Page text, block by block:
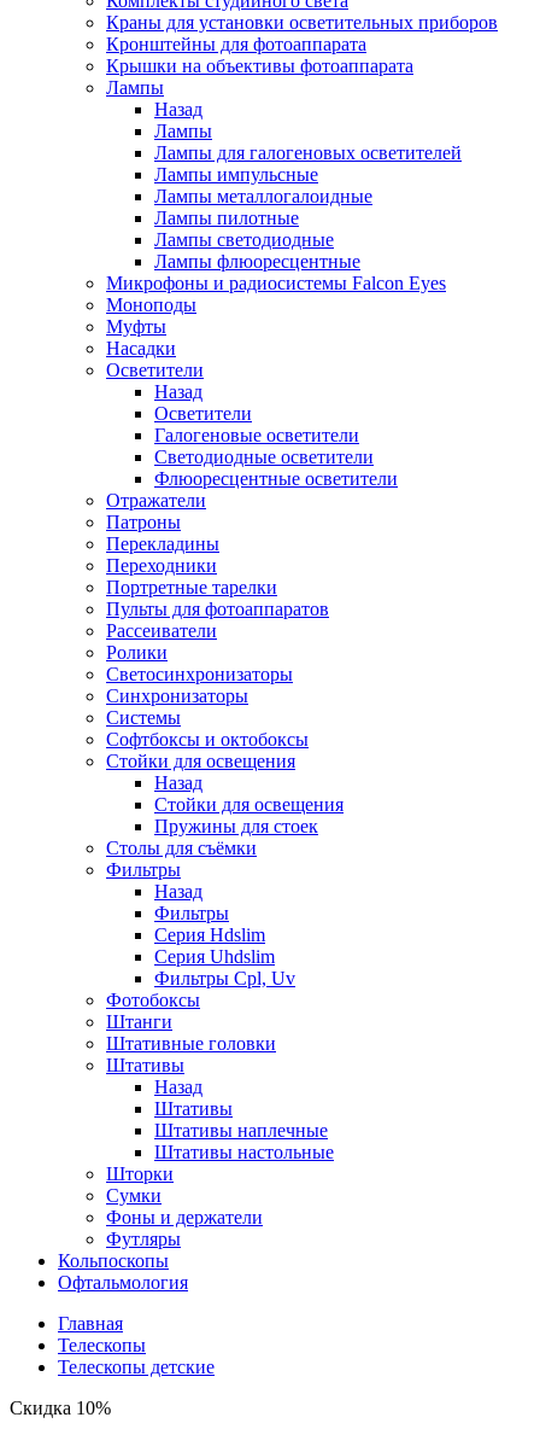
Краны для установки осветительных приборов
Кронштейны для фотоаппарата
Крышки на объективы фотоаппарата
Лампы
Назад
Лампы
Лампы для галогеновых осветителей
Лампы импульсные
Лампы металлогалоидные
Лампы пилотные
Лампы светодиодные
Лампы флюоресцентные
Микрофоны и радиосистемы Falcon Eyes
Моноподы
Муфты
Насадки
Осветители
Назад
Осветители
Галогеновые осветители
Светодиодные осветители
Флюоресцентные осветители
Отражатели
Патроны
Перекладины
Переходники
Портретные тарелки
Пульты для фотоаппаратов
Рассеиватели
Ролики
Светосинхронизаторы
Синхронизаторы
Системы
Софтбоксы и октобоксы
Стойки для освещения
Назад
Стойки для освещения
Пружины для стоек
Столы для съёмки
Фильтры
Назад
Фильтры
Серия Hdslim
Серия Uhdslim
Фильтры Cpl, Uv
Фотобоксы
Штанги
Штативные головки
Штативы
Назад
Штативы
Штативы наплечные
Штативы настольные
Шторки
Сумки
Фоны и держатели
Футляры
Кольпоскопы
Офтальмология
Главная
Телескопы
Телескопы детские
Скидка 10%